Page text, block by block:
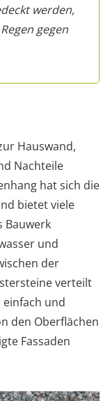
werden,
gegen
Hauswand,
Nachteile
hat sich die
bietet viele
Bauwerk
und
der
verteilt
einfach und
den Oberflächen
Fassaden